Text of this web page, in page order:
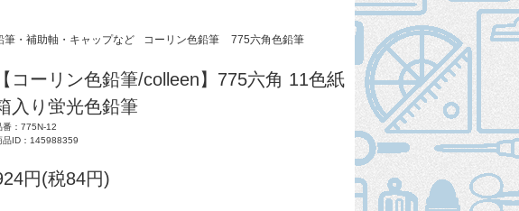
筆・補助軸・キャップなど コーリン色鉛筆 775六角色鉛筆
【コーリン色鉛筆/colleen】775六角 11色紙
入り蛍光色鉛筆
番：775N-12
品ID：145988359
円(税84円)